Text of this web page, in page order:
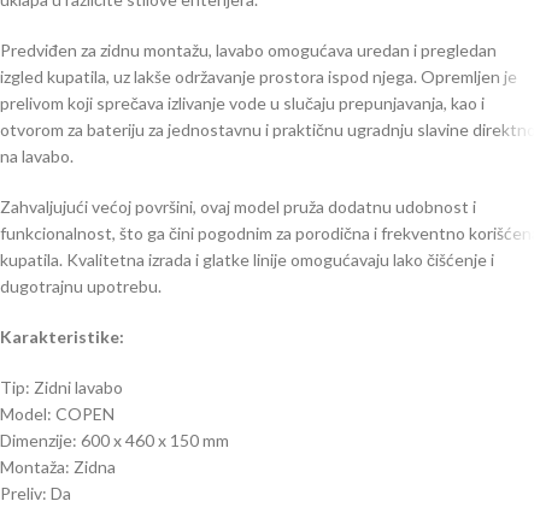
Predviđen za zidnu montažu, lavabo omogućava uredan i pregledan
izgled kupatila, uz lakše održavanje prostora ispod njega. Opremljen je
prelivom koji sprečava izlivanje vode u slučaju prepunjavanja, kao i
otvorom za bateriju za jednostavnu i praktičnu ugradnju slavine direktno
na lavabo.
Zahvaljujući većoj površini, ovaj model pruža dodatnu udobnost i
funkcionalnost, što ga čini pogodnim za porodična i frekventno korišćena
kupatila. Kvalitetna izrada i glatke linije omogućavaju lako čišćenje i
dugotrajnu upotrebu.
Karakteristike:
Tip: Zidni lavabo
Model: COPEN
Dimenzije: 600 x 460 x 150 mm
Montaža: Zidna
Preliv: Da